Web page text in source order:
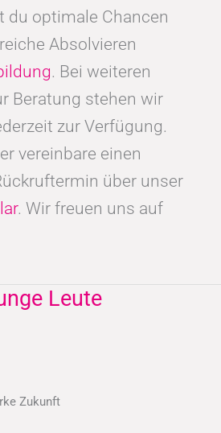
du optimale Chancen
Absolvieren
. Bei weiteren
Beratung stehen wir
zur Verfügung.
vereinbare einen
über unser
. Wir freuen uns auf
Leute
Zukunft